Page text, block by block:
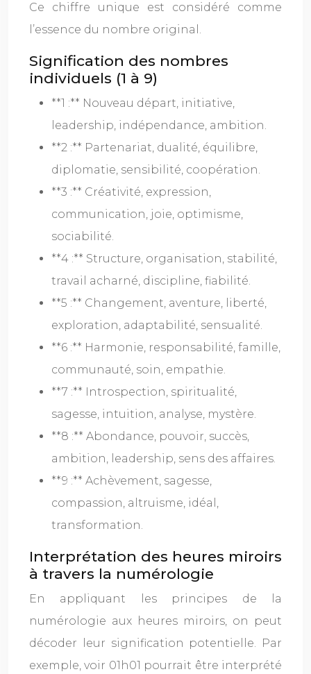
Ce chiffre unique est considéré comme
l’essence du nombre original.
Signification des nombres
individuels (1 à 9)
**1 :** Nouveau départ, initiative,
leadership, indépendance, ambition.
**2 :** Partenariat, dualité, équilibre,
diplomatie, sensibilité, coopération.
**3 :** Créativité, expression,
communication, joie, optimisme,
sociabilité.
**4 :** Structure, organisation, stabilité,
travail acharné, discipline, fiabilité.
**5 :** Changement, aventure, liberté,
exploration, adaptabilité, sensualité.
**6 :** Harmonie, responsabilité, famille,
communauté, soin, empathie.
**7 :** Introspection, spiritualité,
sagesse, intuition, analyse, mystère.
**8 :** Abondance, pouvoir, succès,
ambition, leadership, sens des affaires.
**9 :** Achèvement, sagesse,
compassion, altruisme, idéal,
transformation.
Interprétation des heures miroirs
à travers la numérologie
En appliquant les principes de la
numérologie aux heures miroirs, on peut
décoder leur signification potentielle. Par
exemple, voir 01h01 pourrait être interprété